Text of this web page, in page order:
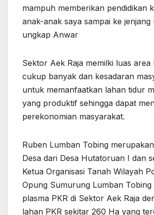
mampuh memberikan pendidikan
anak-anak saya sampai ke jenjang
ungkap Anwar
Sektor Aek Raja memilki luas area
cukup banyak dan kesadaran
untuk memanfaatkan lahan tidur
yang produktif sehingga dapat
perekonomian masyarakat.
Ruben Lumban Tobing
Desa dari Desa Hutatoruan I dan
Ketua Organisasi Tanah Wilayah
Opung Sumurung Lumban Tobing
plasma PKR di Sektor Aek Raja
lahan PKR sekitar 260 Ha yang